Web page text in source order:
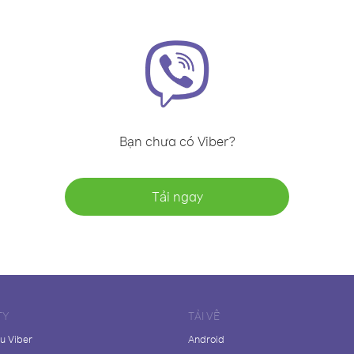
Bạn chưa có Viber?
Tải ngay
Viber
TẢI VỀ
Android